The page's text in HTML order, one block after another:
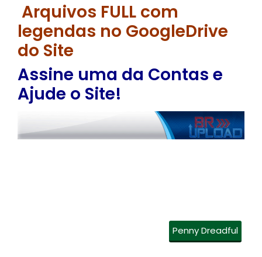
Arquivos FULL com
legendas no GoogleDrive
do Site
Assine uma da Contas e
Ajude o Site!
Penny Dreadful